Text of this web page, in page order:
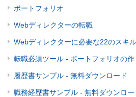
ポートフォリオ
Webディレクターの転職
Webディレクターに必要な22のスキル
転職必須ツール - ポートフォリオの作
履歴書サンプル - 無料ダウンロード
職務経歴書サンプル - 無料ダウンロー